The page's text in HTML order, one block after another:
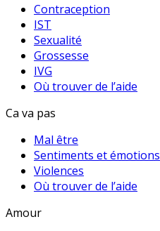
Contraception
IST
Sexualité
Grossesse
IVG
Où trouver de l’aide
Ca va pas
Mal être
Sentiments et émotions
Violences
Où trouver de l’aide
Amour